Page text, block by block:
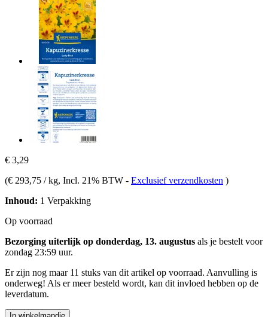
€ 3,29
(€ 293,75 / kg, Incl. 21% BTW - Exclusief verzendkosten )
Inhoud: 1 Verpakking
Op voorraad
Bezorging uiterlijk op donderdag, 13. augustus als je bestelt voor
zondag 23:59 uur.
Er zijn nog maar 11 stuks van dit artikel op voorraad. Aanvulling is
onderweg! Als er meer besteld wordt, kan dit invloed hebben op de
leverdatum.